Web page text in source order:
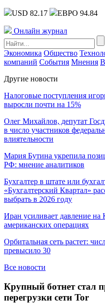
USD 82.17 ЕВРО 94.84
Онлайн журнал
Экономика Общество
компаний События Мнения
Другие новости
Налоговые поступления
выросли почти на 15%
Олег Михайлов, депутат
в число участников
влиятельности
Мария Бутина укрепила
РФ: мнение аналитиков
Бухгалтер в штате или
«Бухгалтерский Квартал»
выбрать в 2026 году
Иран усиливает давление на
американских операциях
Орбитальная сеть растет:
превысило 30
Все новости
Крупный ботнет стал
перегрузки сети Tor